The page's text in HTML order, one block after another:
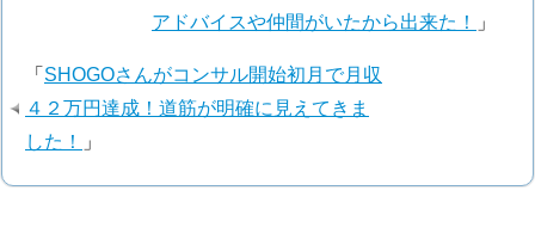
アドバイスや仲間がいたから出来た！
」
「 SHOGOさんがコンサル開始初月で月収
４２万円達成！道筋が明確に見えてきま
した！
」